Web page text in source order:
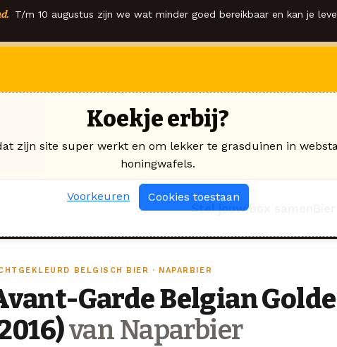
T/m 10 augustus zijn we wat minder goed bereikbaar en kan je
Stel jouw box samen
BELGISCH BIER · NAPARBIER
Garde Belgian
van Naparbier
Koekje erbij?
zijn site super werkt en om lekker te grasduinen in
honingwafels.
Voorkeuren Cookies toestaan